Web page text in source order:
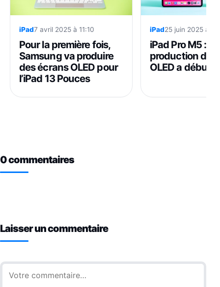
iPad7 avril 2025 à 11:10
Pour la première fois,
Samsung va produire
des écrans OLED pour
l’iPad 13 Pouces
iPad25 juin 2025 à
iPad Pro M5 : la
production de
OLED a débuté
0 commentaires
Laisser un commentaire
Commentaire